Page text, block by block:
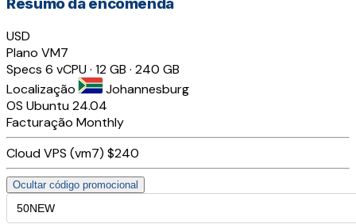
Resumo da encomenda
USD
Plano VM7
Specs 6 vCPU · 12 GB · 240 GB
Localização
Johannesburg
OS Ubuntu 24.04
Facturação Monthly
Cloud VPS (vm7) $240
Ocultar código promocional